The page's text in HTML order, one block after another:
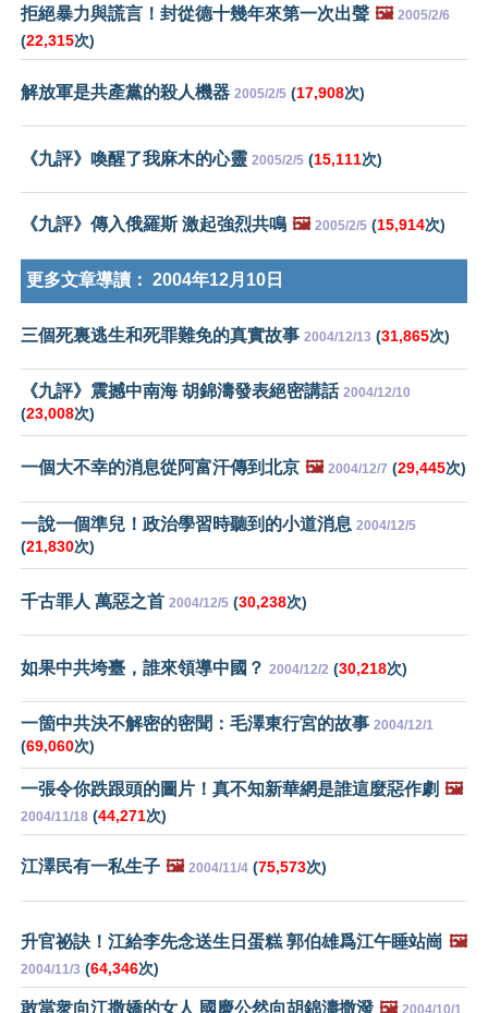
拒絕暴力與謊言！封從德十幾年來第一次出聲 🖼️ 2005/2/6
(22,315次)
解放軍是共產黨的殺人機器 2005/2/5 (17,908次)
《九評》喚醒了我麻木的心靈 2005/2/5 (15,111次)
《九評》傳入俄羅斯 激起強烈共鳴 🖼️ 2005/2/5 (15,914次)
更多文章導讀： 2004年12月10日
三個死裏逃生和死罪難免的真實故事 2004/12/13 (31,865次)
《九評》震撼中南海 胡錦濤發表絕密講話 2004/12/10
(23,008次)
一個大不幸的消息從阿富汗傳到北京 🖼️ 2004/12/7 (29,445次)
一說一個準兒！政治學習時聽到的小道消息 2004/12/5
(21,830次)
千古罪人 萬惡之首 2004/12/5 (30,238次)
如果中共垮臺，誰來領導中國？ 2004/12/2 (30,218次)
一箇中共決不解密的密聞：毛澤東行宮的故事 2004/12/1
(69,060次)
一張令你跌跟頭的圖片！真不知新華網是誰這麼惡作劇 🖼️
2004/11/18 (44,271次)
江澤民有一私生子 🖼️ 2004/11/4 (75,573次)
升官祕訣！江給李先念送生日蛋糕 郭伯雄爲江午睡站崗 🖼️
2004/11/3 (64,346次)
敢當衆向江撒嬌的女人 國慶公然向胡錦濤撒潑 🖼️ 2004/10/1